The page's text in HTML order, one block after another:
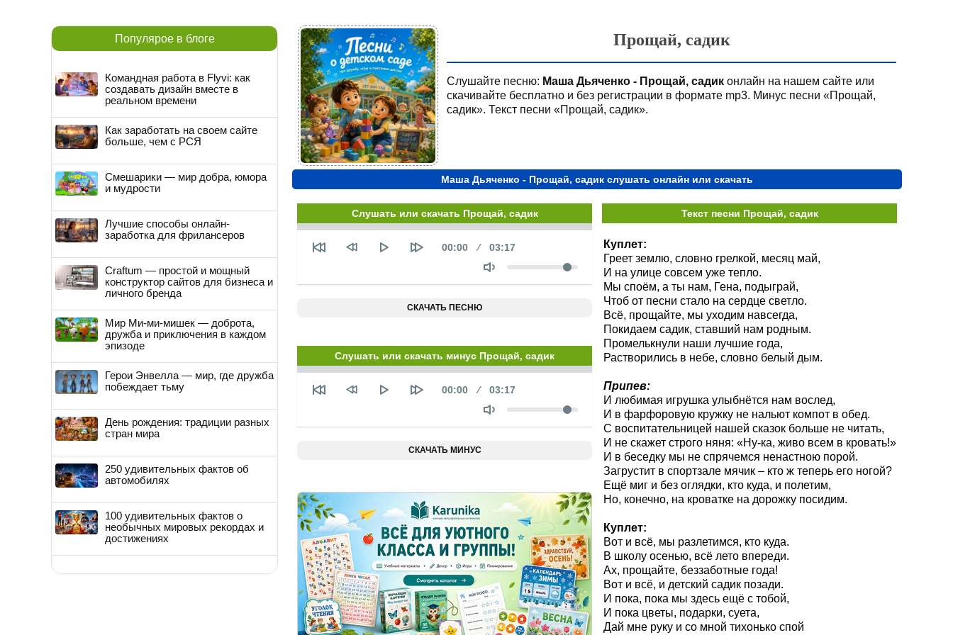
Прощай, садик
Слушайте песню: Маша Дьяченко - Прощай, садик онлайн на нашем сайте или
скачивайте бесплатно и без регистрации в формате mp3. Минус песни «Прощай,
садик». Текст песни «Прощай, садик».
Маша Дьяченко - Прощай, садик слушать онлайн или скачать
Слушать или скачать Прощай, садик
Seek
Текущее
00:00 Продолжительность
03:17
Объем
СКАЧАТЬ ПЕСНЮ
Слушать или скачать минус Прощай, садик
Seek
Текущее
00:00 Продолжительность
03:17
Объем
СКАЧАТЬ МИНУС
Текст песни Прощай, садик
Куплет:
Греет землю, словно грелкой, месяц май,
И на улице совсем уже тепло.
Мы споём, а ты нам, Гена, подыграй,
Чтоб от песни стало на сердце светло.
Всё, прощайте, мы уходим навсегда,
Покидаем садик, ставший нам родным.
Промелькнули наши лучшие года,
Растворились в небе, словно белый дым.
Припев:
И любимая игрушка улыбнётся нам вослед,
И в фарфоровую кружку не нальют компот в обед.
С воспитательницей нашей сказок больше не читать,
И не скажет строго няня: «Ну-ка, живо всем в кровать!»
И в беседку мы не спрячемся ненастною порой.
Загрустит в спортзале мячик – кто ж теперь его ногой?
Ещё миг и без оглядки, кто куда, и полетим,
Но, конечно, на кроватке на дорожку посидим.
Куплет:
Вот и всё, мы разлетимся, кто куда.
В школу осенью, всё лето впереди.
Ах, прощайте, беззаботные года!
Вот и всё, и детский садик позади.
И пока, пока мы здесь ещё с тобой,
И пока цветы, подарки, суета,
Дай мне руку и со мной тихонько спой
Популярое в блоге
Командная работа в Flyvi: как
создавать дизайн вместе в
реальном времени
Как заработать на своем сайте
больше, чем с РСЯ
Смешарики — мир добра, юмора
и мудрости
Лучшие способы онлайн-
заработка для фрилансеров
Craftum — простой и мощный
конструктор сайтов для бизнеса и
личного бренда
Мир Ми-ми-мишек — доброта,
дружба и приключения в каждом
эпизоде
Герои Энвелла — мир, где дружба
побеждает тьму
День рождения: традиции разных
стран мира
250 удивительных фактов об
автомобилях
100 удивительных фактов о
необычных мировых рекордах и
достижениях